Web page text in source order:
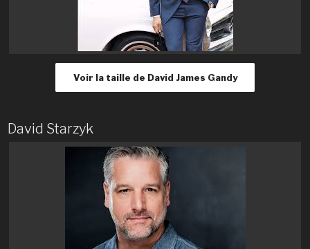
Voir la taille de David James Gandy
David Starzyk